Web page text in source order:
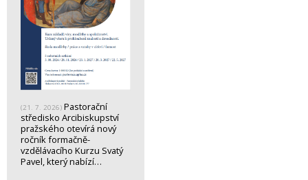
(21. 7. 2026) Pastorační
středisko Arcibiskupství
pražského otevírá nový
ročník formačně-
vzdělávacího Kurzu Svatý
Pavel, který nabízí…